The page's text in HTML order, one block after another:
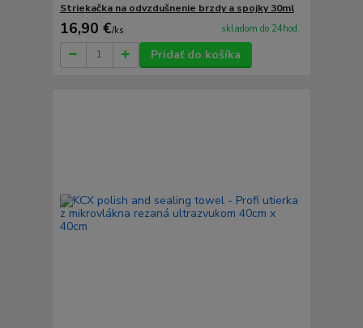
Striekačka na odvzdušnenie brzdy a spojky 30ml
16,90 €/ks skladom do 24hod.
Pridať do košíka